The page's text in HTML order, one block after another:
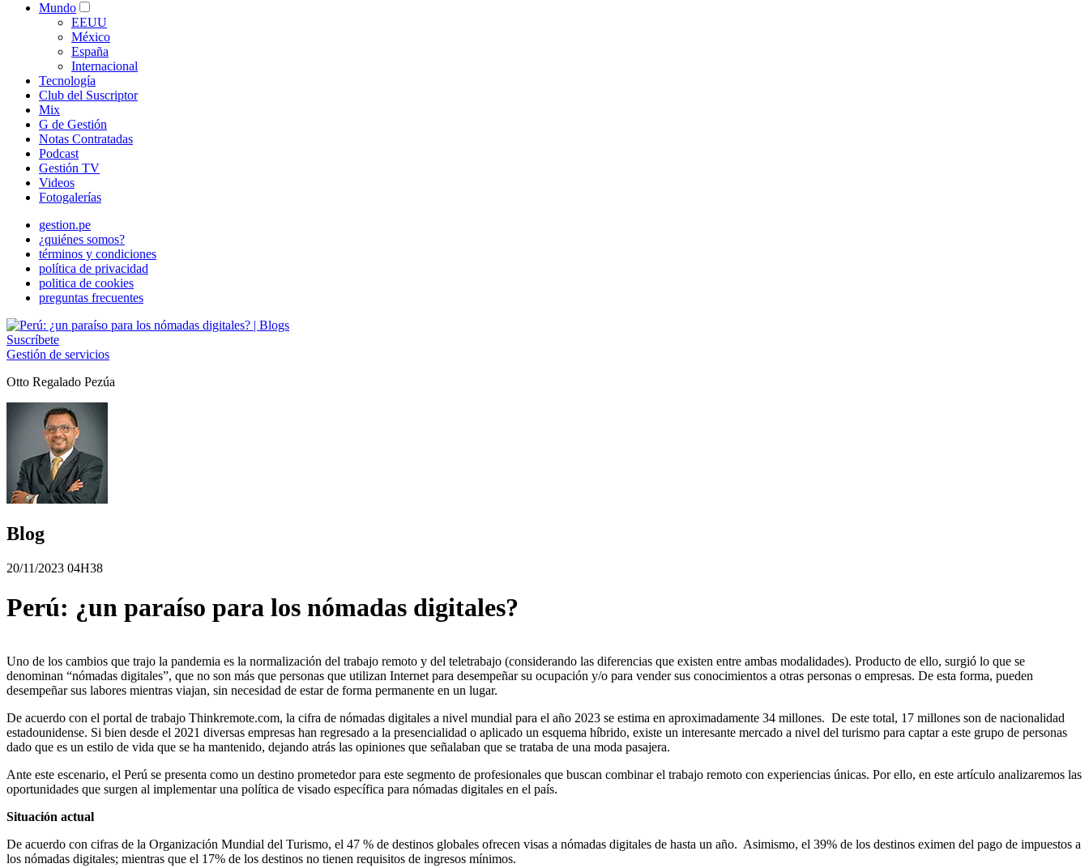
Mundo
EEUU
México
España
Internacional
Tecnología
Club del Suscriptor
Mix
G de Gestión
Notas Contratadas
Podcast
Gestión TV
Videos
Fotogalerías
gestion.pe
¿quiénes somos?
términos y condiciones
política de privacidad
politica de cookies
preguntas frecuentes
Suscríbete
Gestión de servicios
Otto Regalado Pezúa
Blog
20/11/2023 04H38
Perú: ¿un paraíso para los nómadas digitales?
Uno de los cambios que trajo la pandemia es la normalización del trabajo remoto y del teletrabajo (considerando las diferencias que existen entre ambas modalidades). Producto de ello, surgió lo que se
denominan “nómadas digitales”, que no son más que personas que utilizan Internet para desempeñar su ocupación y/o para vender sus conocimientos a otras personas o empresas. De esta forma, pueden
desempeñar sus labores mientras viajan, sin necesidad de estar de forma permanente en un lugar.
De acuerdo con el portal de trabajo Thinkremote.com, la cifra de nómadas digitales a nivel mundial para el año 2023 se estima en aproximadamente 34 millones. De este total, 17 millones son de nacionalidad
estadounidense. Si bien desde el 2021 diversas empresas han regresado a la presencialidad o aplicado un esquema híbrido, existe un interesante mercado a nivel del turismo para captar a este grupo de personas
dado que es un estilo de vida que se ha mantenido, dejando atrás las opiniones que señalaban que se trataba de una moda pasajera.
Ante este escenario, el Perú se presenta como un destino prometedor para este segmento de profesionales que buscan combinar el trabajo remoto con experiencias únicas. Por ello, en este artículo analizaremos las
oportunidades que surgen al implementar una política de visado específica para nómadas digitales en el país.
Situación actual
De acuerdo con cifras de la Organización Mundial del Turismo, el 47 % de destinos globales ofrecen visas a nómadas digitales de hasta un año. Asimismo, el 39% de los destinos eximen del pago de impuestos a
los nómadas digitales; mientras que el 17% de los destinos no tienen requisitos de ingresos mínimos.